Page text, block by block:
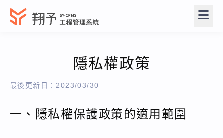
隱私權政策
最後更新日：2023/03/30
一、隱私權保護政策的適用範圍